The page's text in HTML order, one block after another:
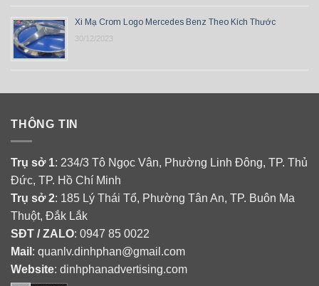
Xi Mạ Crom Logo Mercedes Benz Theo Kích Thước
30/12/2023
THÔNG TIN
Trụ sở 1: 234/3 Tô Ngọc Vân, Phường Linh Đông, TP. Thủ
Đức, TP. Hồ Chí Minh
Trụ sở 2: 185 Lý Thái Tổ, Phường Tân An, TP. Buôn Ma
Thuột, Đắk Lắk
SĐT / ZALO: 0947 85 0022
Mail : quanlv.dinhphan@gmail.com
Website: dinhphanadvertising.com